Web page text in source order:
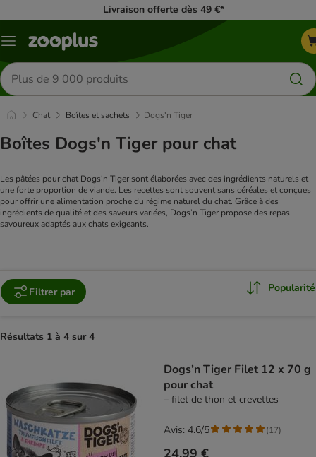
Livraison offerte dès 49 €*
Menu
Rechercher
des
produits
Chat Boîtes et sachets Dogs'n Tiger
Boîtes Dogs'n Tiger pour chat
Les pâtées pour chat Dogs'n Tiger sont élaborées avec des ingrédients naturels et
une forte proportion de viande. Les recettes sont souvent sans céréales et conçues
pour offrir une alimentation proche du régime naturel du chat. Grâce à des
ingrédients de qualité et des saveurs variées, Dogs’n Tiger propose des repas
savoureux adaptés aux chats exigeants.
Filtrer par Popularité
Résultats 1 à 4 sur 4
Dogs’n Tiger Filet 12 x 70 g
pour chat
– filet de thon et crevettes
24,99 €
Avis: 4.6/5 (17)